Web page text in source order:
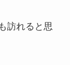
訪れると思